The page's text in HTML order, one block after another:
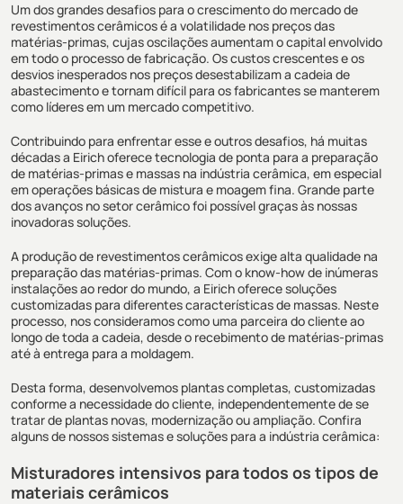
Um dos grandes desafios para o crescimento do mercado de
revestimentos cerâmicos é a volatilidade nos preços das
matérias-primas, cujas oscilações aumentam o capital envolvido
em todo o processo de fabricação. Os custos crescentes e os
desvios inesperados nos preços desestabilizam a cadeia de
abastecimento e tornam difícil para os fabricantes se manterem
como líderes em um mercado competitivo.
Contribuindo para enfrentar esse e outros desafios, há muitas
décadas a Eirich oferece tecnologia de ponta para a preparação
de matérias-primas e massas na indústria cerâmica, em especial
em operações básicas de mistura e moagem fina. Grande parte
dos avanços no setor cerâmico foi possível graças às nossas
inovadoras soluções.
A produção de revestimentos cerâmicos exige alta qualidade na
preparação das matérias-primas. Com o know-how de inúmeras
instalações ao redor do mundo, a Eirich oferece soluções
customizadas para diferentes características de massas. Neste
processo, nos consideramos como uma parceira do cliente ao
longo de toda a cadeia, desde o recebimento de matérias-primas
até à entrega para a moldagem.
Desta forma, desenvolvemos plantas completas, customizadas
conforme a necessidade do cliente, independentemente de se
tratar de plantas novas, modernização ou ampliação. Confira
alguns de nossos sistemas e soluções para a indústria cerâmica:
Misturadores intensivos para todos os tipos de
materiais cerâmicos